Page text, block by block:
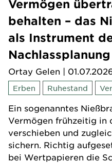
Vermögen
behalten – das
als Instrument
Nachlassplanung
Ortay Gelen |
Erben Ruhestand
Ein sogenanntes
Vermögen frühzeitig in
verschieben und
sichern. Richtig
bei Wertpapieren die